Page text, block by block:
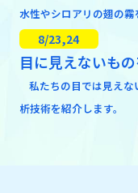
水性やシロアリの翅の霧
8/23,24
目に見えないも
私たちの目では見え
析技術を紹介します。